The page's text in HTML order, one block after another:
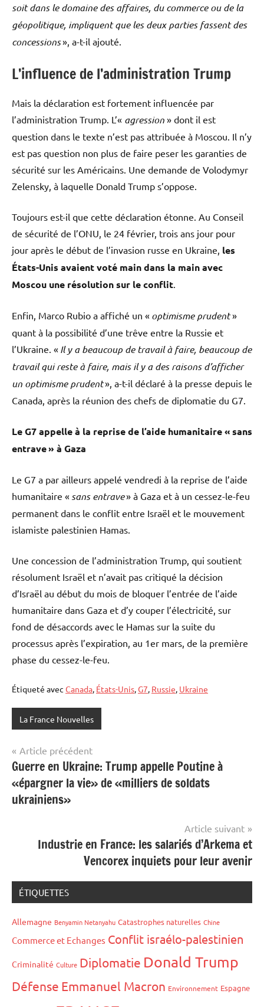
soit dans le domaine des affaires, du commerce ou de la
géopolitique, impliquent que les deux parties fassent des
concessions», a-t-il ajouté.
L’influence de l’administration Trump
Mais la déclaration est fortement influencée par
l’administration Trump. L’« agression » dont il est
question dans le texte n’est pas attribuée à Moscou. Il n’y
est pas question non plus de faire peser les garanties de
sécurité sur les Américains. Une demande de Volodymyr
Zelensky, à laquelle Donald Trump s’oppose.
Toujours est-il que cette déclaration étonne. Au Conseil
de sécurité de l’ONU, le 24 février, trois ans jour pour
jour après le début de l’invasion russe en Ukraine, les
États-Unis avaient voté main dans la main avec
Moscou une résolution sur le conflit.
Enfin, Marco Rubio a affiché un « optimisme prudent»
quant à la possibilité d’une trêve entre la Russie et
l’Ukraine. « Il y a beaucoup de travail à faire, beaucoup de
travail qui reste à faire, mais il y a des raisons d’afficher
un optimisme prudent», a-t-il déclaré à la presse depuis le
Canada, après la réunion des chefs de diplomatie du G7.
Le G7 appelle à la reprise de l’aide humanitaire « sans
entrave » à Gaza
Le G7 a par ailleurs appelé vendredi à la reprise de l’aide
humanitaire « sans entrave» à Gaza et à un cessez-le-feu
permanent dans le conflit entre Israël et le mouvement
islamiste palestinien Hamas.
Une concession de l’administration Trump, qui soutient
résolument Israël et n’avait pas critiqué la décision
d’Israël au début du mois de bloquer l’entrée de l’aide
humanitaire dans Gaza et d’y couper l’électricité, sur
fond de désaccords avec le Hamas sur la suite du
processus après l’expiration, au 1er mars, de la première
phase du cessez-le-feu.
Étiqueté avec Canada, États-Unis,G7, Russie, Ukraine
La France Nouvelles
Navigation
de
l’article
Article précédent
Guerre en Ukraine: Trump appelle Poutine à
«épargner la vie» de «milliers de soldats
ukrainiens»
Article suivant
Industrie en France: les salariés d’Arkema et
Vencorex inquiets pour leur avenir
ÉTIQUETTES
Allemagne Benyamin Netanyahu Catastrophes naturelles Chine
Commerce et Echanges Conflit israélo-palestinien
Criminalité Culture Diplomatie Donald Trump
Défense Emmanuel Macron Environnement Espagne